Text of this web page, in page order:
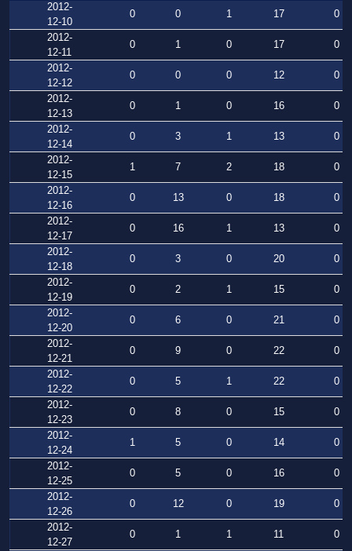
2012-
12-10
0 0 1 17
0
2012-
12-11
0 1 0 17
0
2012-
12-12
0 0 0 12
0
2012-
12-13
0 1 0 16
0
2012-
12-14
0 3 1 13
0
2012-
12-15
1 7 2 18
0
2012-
12-16
0 13 0 18
0
2012-
12-17
0 16 1 13
0
2012-
12-18
0 3 0 20
0
2012-
12-19
0 2 1 15
0
2012-
12-20
0 6 0 21
0
2012-
12-21
0 9 0 22
0
2012-
12-22
0 5 1 22
0
2012-
12-23
0 8 0 15
0
2012-
12-24
1 5 0 14
0
2012-
12-25
0 5 0 16
0
2012-
12-26
0 12 0 19
0
2012-
12-27
0 1 1 11
0